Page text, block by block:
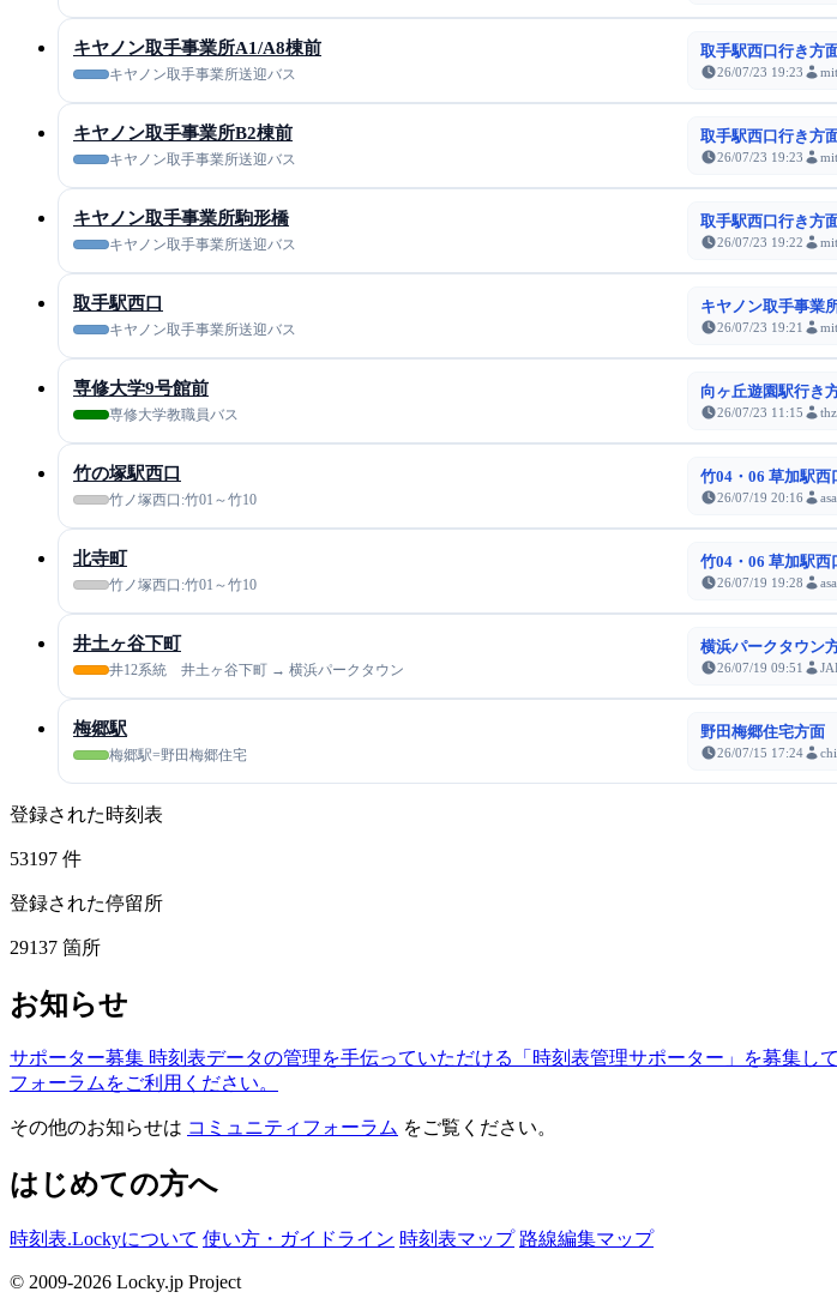
キヤノン取手事業所A1/A8棟前
キヤノン取手事業所送迎バス
取手駅西口行き方
26/07/23 19:23
キヤノン取手事業所B2棟前
キヤノン取手事業所送迎バス
取手駅西口行き方
26/07/23 19:23
キヤノン取手事業所駒形橋
キヤノン取手事業所送迎バス
取手駅西口行き方
26/07/23 19:22
取手駅西口
キヤノン取手事業所送迎バス
キヤノン取手事業
26/07/23 19:21
専修大学9号館前
専修大学教職員バス
向ヶ丘遊園駅行き
26/07/23 11:15
竹の塚駅西口
竹ノ塚西口:竹01～竹10
竹04・06 草加駅
26/07/19 20:16
北寺町
竹ノ塚西口:竹01～竹10
竹04・06 草加駅
26/07/19 19:28
井土ヶ谷下町
井12系統 井土ヶ谷下町 → 横浜パークタウン
横浜パークタウン
26/07/19 09:51
梅郷駅
梅郷駅=野田梅郷住宅
野田梅郷住宅方面
26/07/15 17:24
登録された時刻表
53197 件
登録された停留所
29137 箇所
お知らせ
サポーター募集 時刻表データの管理を手伝っていただける「時刻表管理サポーター」を募集して
フォーラムをご利用ください。
その他のお知らせは コミュニティフォーラム をご覧ください。
はじめての方へ
時刻表.Lockyについて 使い方・ガイドライン 時刻表マップ 路線編集マップ
© 2009-2026 Locky.jp Project